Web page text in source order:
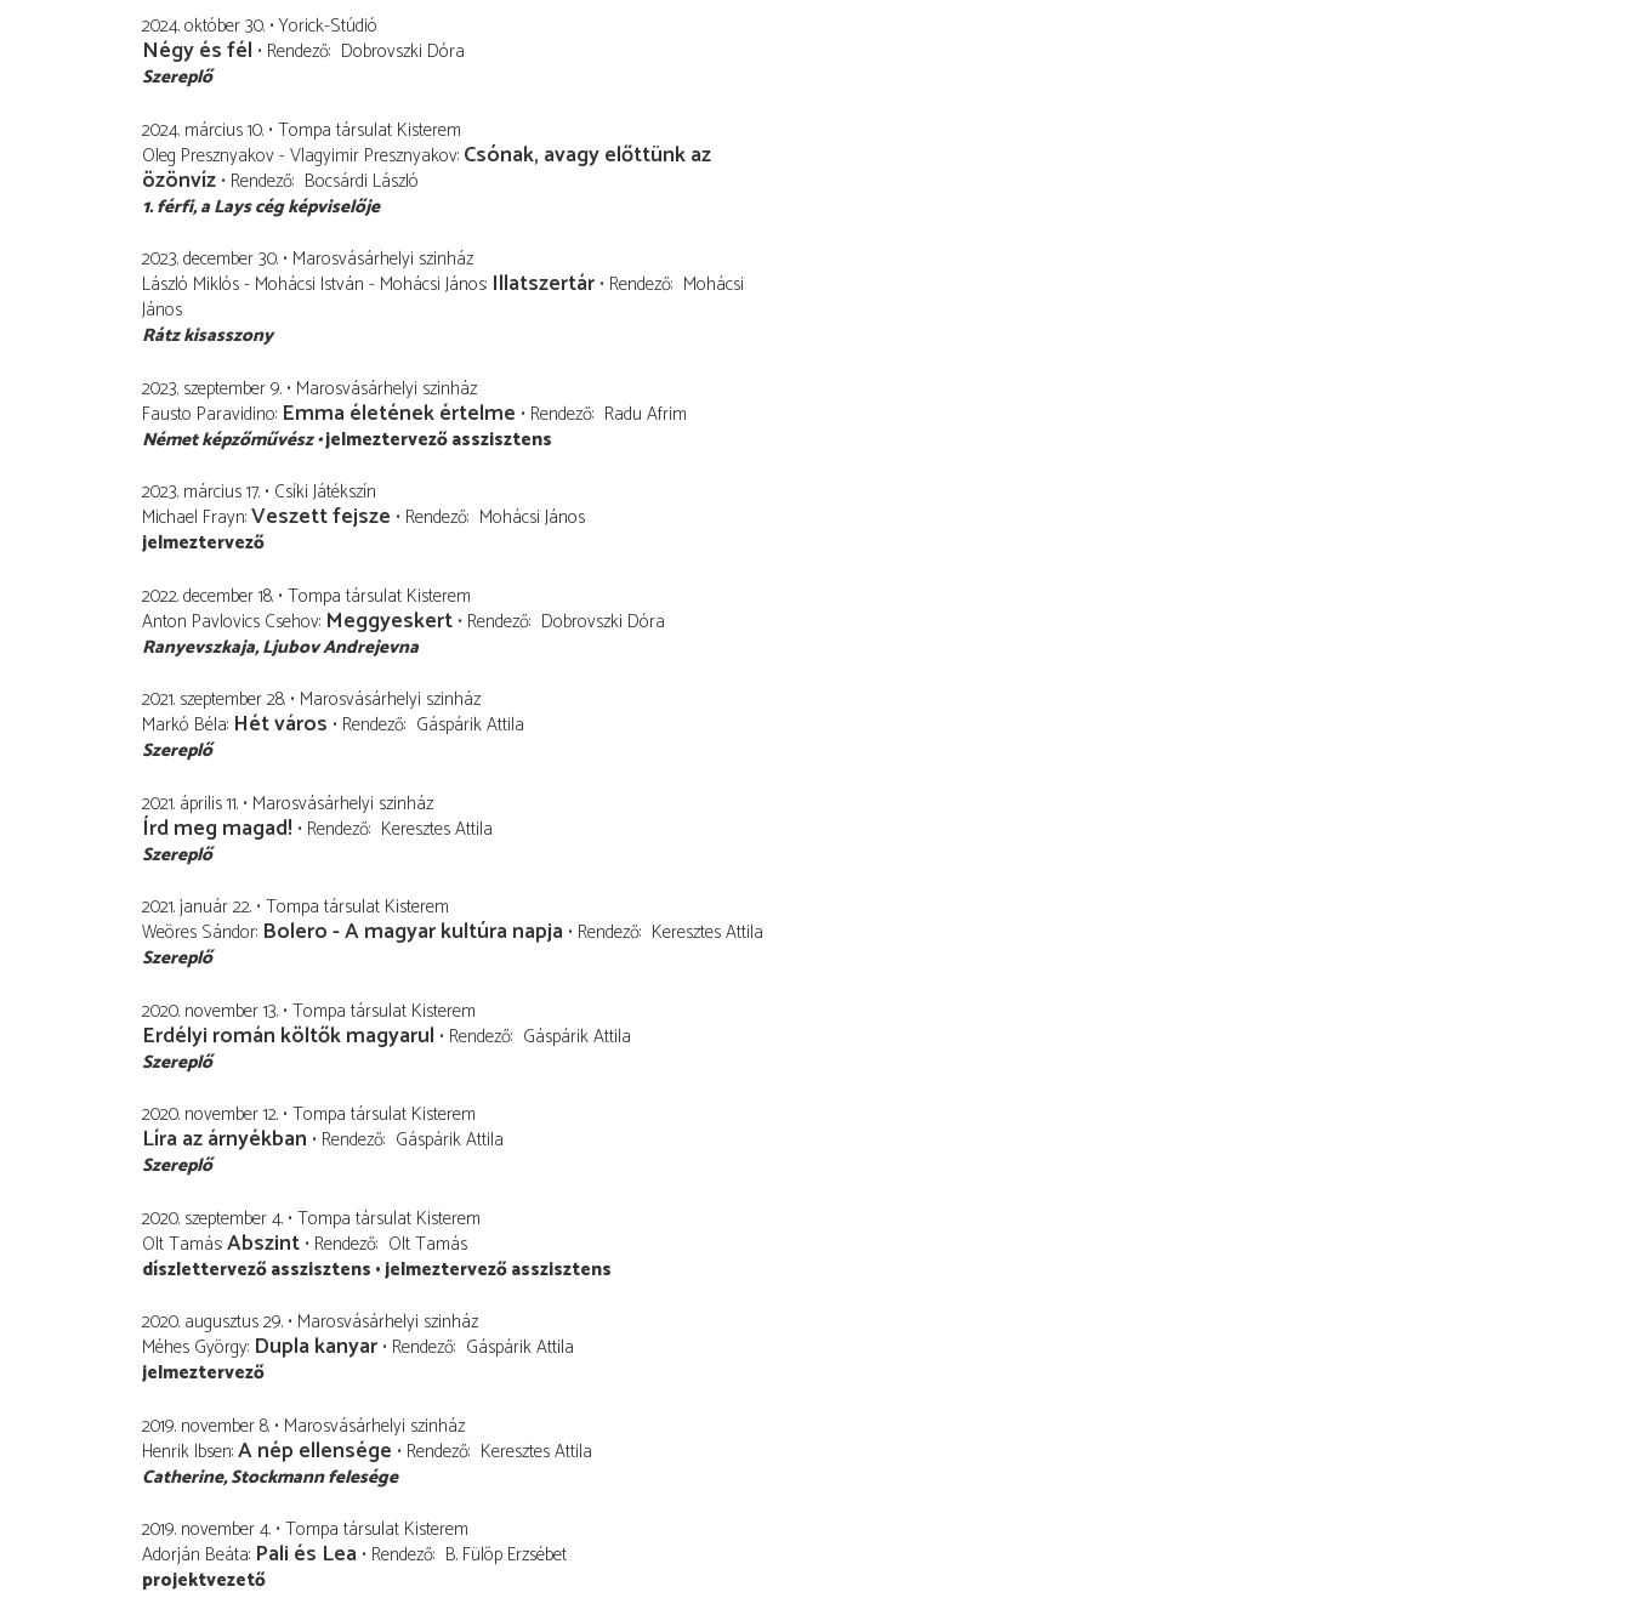
2024. október 30. Yorick-Stúdió
Négy és fél Rendező Dobrovszki Dóra
Szereplő
2024. március 10. Tompa társulat Kisterem
Oleg Presznyakov - Vlagyimir Presznyakov Csónak, avagy előttünk az
özönvíz Rendező Bocsárdi László
1. férfi a Lays cég képviselője
2023. december 30. Marosvásárhelyi szinház
László Miklós - Mohácsi István - Mohácsi János Illatszertár Rendező Mohácsi
János
Rátz kisasszony
2023. szeptember 9. Marosvásárhelyi szinház
Fausto Paravidino Emma életének értelme Rendező Radu Afrim
Német képzőművész jelmeztervező asszisztens
2023. március 17. Csíki Játékszín
Michael Frayn Veszett fejsze Rendező Mohácsi János
jelmeztervező
2022. december 18. Tompa társulat Kisterem
Anton Pavlovics Csehov Meggyeskert Rendező Dobrovszki Dóra
Ranyevszkaja, Ljubov Andrejevna
2021. szeptember 28. Marosvásárhelyi szinház
Markó Béla Hét város Rendező Gáspárik Attila
Szereplő
2021. április 11. Marosvásárhelyi szinház
Írd meg magad! Rendező Keresztes Attila
Szereplő
2021. január 22. Tompa társulat Kisterem
Weöres Sándor Bolero - A magyar kultúra napja Rendező Keresztes Attila
Szereplő
2020. november 13. Tompa társulat Kisterem
Erdélyi román költők magyarul Rendező Gáspárik Attila
Szereplő
2020. november 12. Tompa társulat Kisterem
Líra az árnyékban Rendező Gáspárik Attila
Szereplő
2020. szeptember 4. Tompa társulat Kisterem
Olt Tamás Abszint Rendező Olt Tamás
díszlettervező asszisztens jelmeztervező asszisztens
2020. augusztus 29. Marosvásárhelyi szinház
Méhes György Dupla kanyar Rendező Gáspárik Attila
jelmeztervező
2019. november 8. Marosvásárhelyi szinház
Henrik Ibsen A nép ellensége Rendező Keresztes Attila
Catherine Stockmann felesége
2019. november 4. Tompa társulat Kisterem
Adorján Beáta Pali és Lea Rendező B. Fülöp Erzsébet
projektvezető